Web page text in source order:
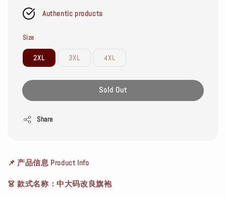
Authentic products
Size
2XL 3XL 4XL
Sold Out
Share
📌 产品信息 Product Info
👗 款式名称：中大码改良旗袍